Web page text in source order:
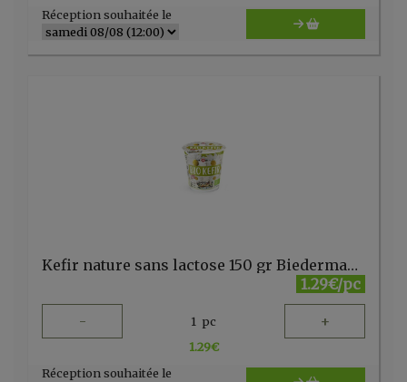
Réception souhaitée le
Kefir nature sans lactose 150 gr Biedermann
1.29€/pc
- 1 pc +
1.29€
Réception souhaitée le